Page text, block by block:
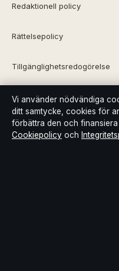
Redaktionell policy
Rättelsepolicy
Tillgänglighetsredogörelse
Integritetspolicy
Kändisar & integritet
Vi använder nödvändiga
ditt samtycke, cookies för
förbättra den och
Cookiepolicy och